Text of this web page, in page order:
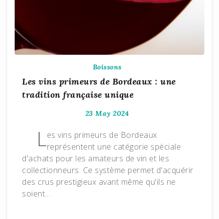
Boissons
Les vins primeurs de Bordeaux : une
tradition française unique
23 May 2024
Les vins primeurs de Bordeaux
représentent une catégorie spéciale
d'achats pour les amateurs de vin et les
collectionneurs. Ce système permet d'acquérir
des crus prestigieux avant même qu'ils ne
soient…